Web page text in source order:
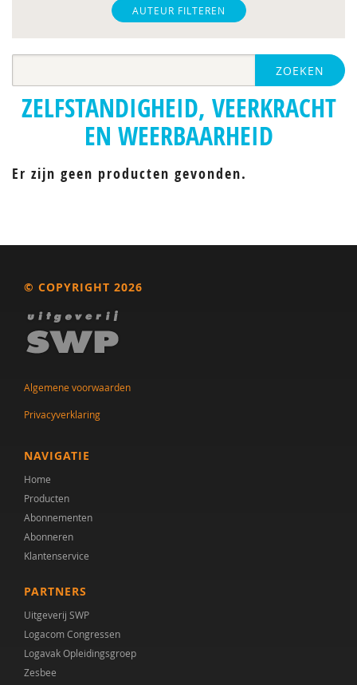
Inge van BalkomAUTEUR FILTEREN
ZOEKEN
ZELFSTANDIGHEID, VEERKRACHT
EN WEERBAARHEID
Er zijn geen producten gevonden.
© COPYRIGHT 2026
Algemene voorwaarden
Privacyverklaring
NAVIGATIE
Home
Producten
Abonnementen
Abonneren
Klantenservice
PARTNERS
Uitgeverij SWP
Logacom Congressen
Logavak Opleidingsgroep
Zesbee